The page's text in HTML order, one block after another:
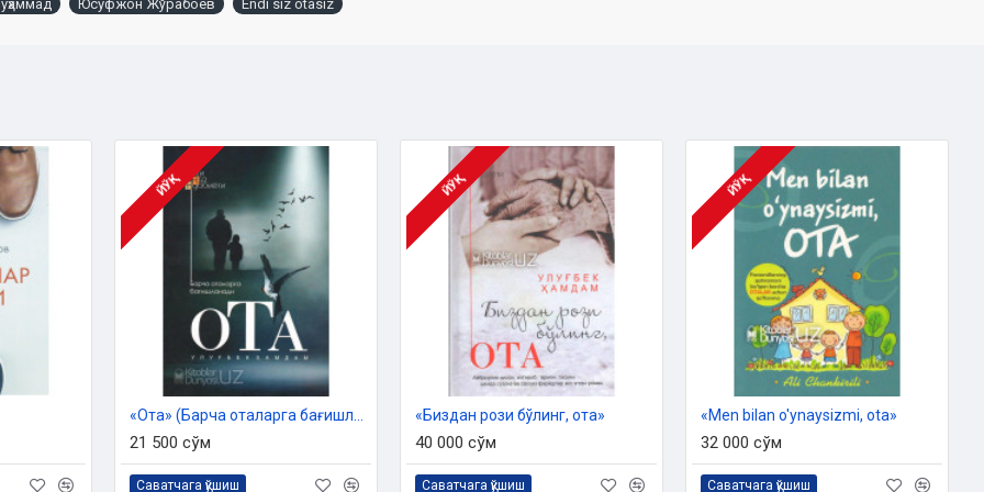
ҳам билдириб қўйинг
Юсуфжон Жўрабоев Endi siz otasiz
ЙЎҚ
21 500 сўм
Саватчага қўшиш
ЙЎҚ
«Биздан рози бўлинг, ота»
40 000 сўм
Саватчага қўшиш
ЙЎҚ
«Men bilan o'ynaysizmi, ota»
32 000 сўм
Саватчага қўшиш